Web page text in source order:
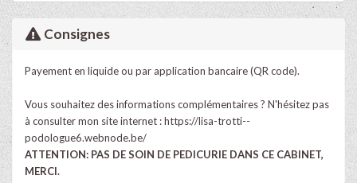
Consignes
Payement en liquide ou par application bancaire (QR code).
Vous souhaitez des informations complémentaires ? N'hésitez pas
à consulter mon site internet :https://lisa-trotti--
podologue6.webnode.be/
ATTENTION: PAS DE SOIN DE PEDICURIE DANS CE CABINET,
MERCI.